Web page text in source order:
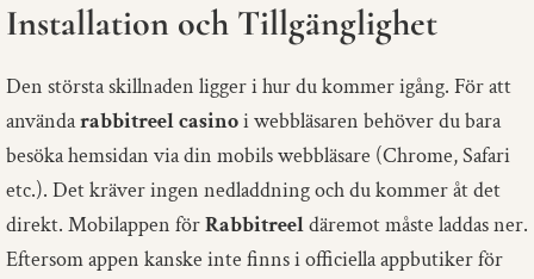
Installation och Tillgänglighet
Den största skillnaden ligger i hur du kommer igång. För att
användarabbitreel casinoi webbläsaren behöver du bara
besöka hemsidan via din mobils webbläsare (Chrome, Safari
etc.). Det kräver ingen nedladdning och du kommer åt det
direkt. Mobilappen förRabbitreeldäremot måste laddas ner.
Eftersom appen kanske inte finns i officiella appbutiker för